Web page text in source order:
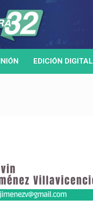
EDICIÓN DIGITAL